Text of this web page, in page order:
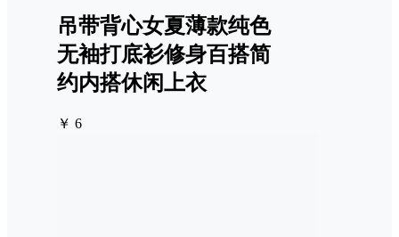
吊带背心女夏薄款纯色
无袖打底衫修身百搭简
约内搭休闲上衣
￥ 6